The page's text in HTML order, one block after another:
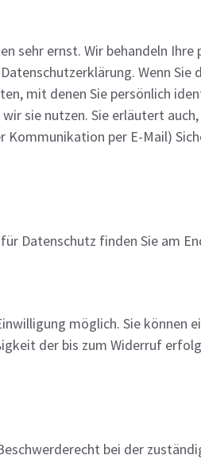
sehr ernst. Wir behandeln
Wenn Sie
mit denen Sie persönlich
sie nutzen. Sie erläutert
per E-Mail)
Datenschutz finden Sie am
möglich. Sie
der bis zum Widerruf
bei der